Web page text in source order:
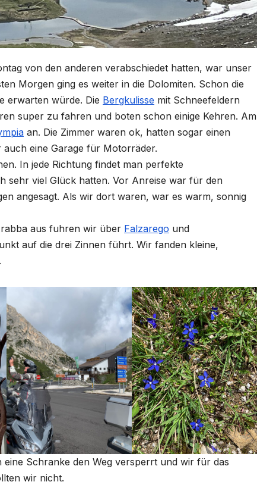
von den anderen verabschiedet hatten, war unser
Morgen ging es weiter in die Dolomiten. Schon die
erwarten würde. Die Bergkulisse mit Schneefeldern
super zu fahren und boten schon einige Kehren. Am
an. Die Zimmer waren ok, hatten sogar einen
eine Garage für Motorräder.
In jede Richtung findet man perfekte
sehr viel Glück hatten. Vor Anreise war für den
angesagt. Als wir dort waren, war es warm, sonnig
aus fuhren wir über Falzarego und
auf die drei Zinnen führt. Wir fanden kleine,
Schranke den Weg versperrt und wir für das
wir nicht.